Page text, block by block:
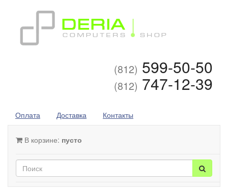
(812) 599-50-50
(812) 747-12-39
Оплата Доставка Контакты
В корзине: пусто